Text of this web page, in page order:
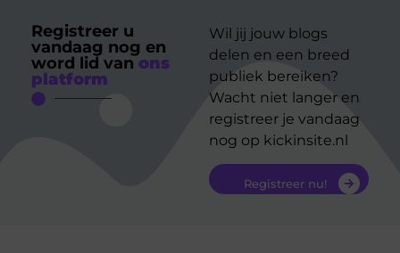
Registreer u
vandaag nog en
word lid van ons
platform
Wil jij jouw blogs
delen en een breed
publiek bereiken?
Wacht niet langer en
registreer je vandaag
nog op kickinsite.nl
Registreer nu!